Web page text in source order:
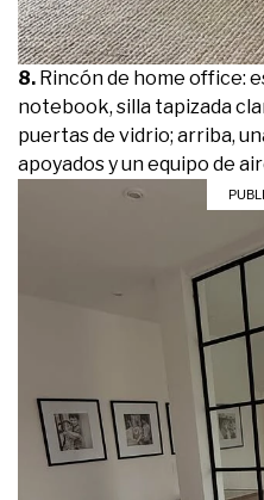
8. Rincón de home office:
notebook, silla tapizada
puertas de vidrio; arriba,
apoyados y un equipo de